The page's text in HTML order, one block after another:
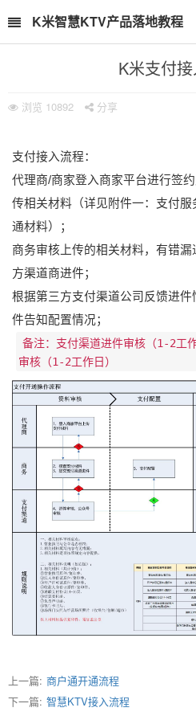
K米智慧KTV产品落地教程
K米支付
浏览 10892 分享
支付接入流程：
代理商/商家登入商家平台进行签
传相关材料（详见附件一：支付
通材料）；
商务审核上传的相关材料，有错
方渠道商进件；
根据第三方支付渠道公司反馈进
件告知配置情况；
备注：支付渠道进件审核（1-2工
审核（1-2工作日）
上一篇: 商户通开通流程
下一篇: 智慧KTV接入流程